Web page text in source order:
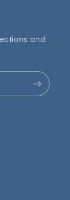
and